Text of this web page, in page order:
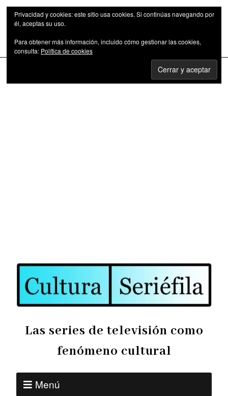
Las series de televisión como fenómeno cultural
Las series de televisión como
fenómeno cultural
Menú
Privacidad y cookies: este sitio usa cookies. Si continúas navegando por
él, aceptas su uso.
Para obtener más información, incluido cómo gestionar las cookies,
consulta: Política de cookies